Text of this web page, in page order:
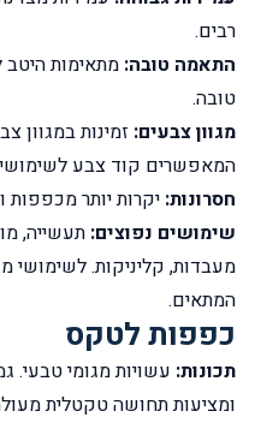
רבים.
התאמה טובה: מתאימות
טובה.
מגוון צבעים: זמינות במגוון
המאפשרים קוד צבע
חסרונות: יקרות יותר מכפפות
שימושים נפוצים: תעשייה,
מעבדות, קליניקות.לשימושי
המתאים.
כפפות לטקס
תכונות: עשויות מגומי טבעי.
ומציעות תחושה טקטלית